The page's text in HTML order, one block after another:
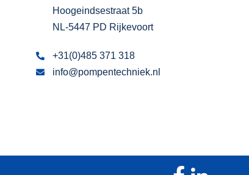
Hoogeindsestraat 5b
NL-5447 PD Rijkevoort
+31(0)485 371 318
info@pompentechniek.nl